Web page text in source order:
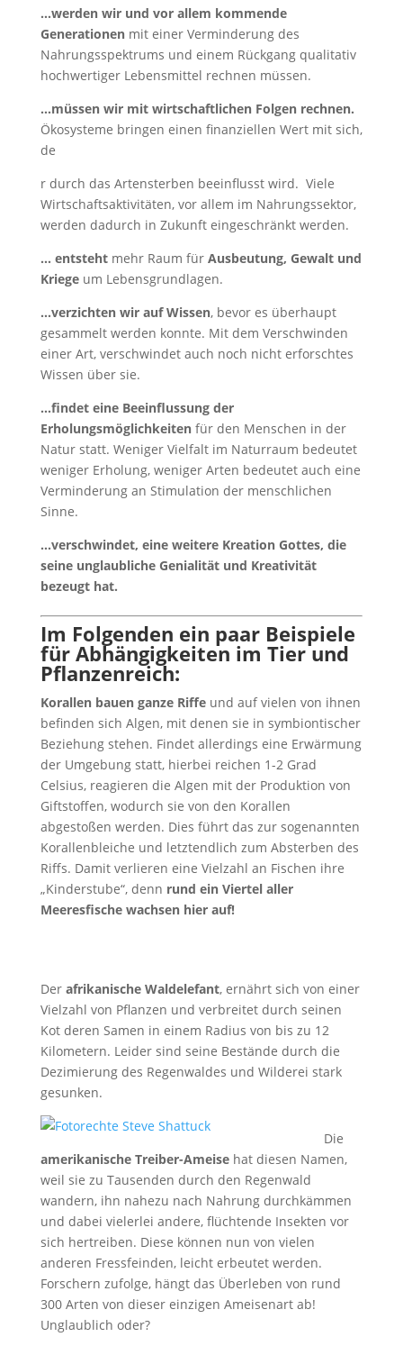
…werden wir und vor allem kommende
Generationenmit einer Verminderung des
Nahrungsspektrums und einem Rückgang qualitativ
hochwertiger Lebensmittel rechnen müssen.
…müssen wir mit wirtschaftlichen Folgen rechnen.
Ökosysteme bringen einen finanziellen Wert mit sich,
de
r durch das Artensterben beeinflusst wird. Viele
Wirtschaftsaktivitäten, vor allem im Nahrungssektor,
werden dadurch in Zukunft eingeschränkt werden.
… entstehtmehr Raum für Ausbeutung, Gewalt und
Kriegeum Lebensgrundlagen.
…verzichten wir auf Wissen, bevor es überhaupt
gesammelt werden konnte. Mit dem Verschwinden
einer Art, verschwindet auch noch nicht erforschtes
Wissen über sie.
…findet eine Beeinflussung der
Erholungsmöglichkeitenfür den Menschen in der
Natur statt. Weniger Vielfalt im Naturraum bedeutet
weniger Erholung, weniger Arten bedeutet auch eine
Verminderung an Stimulation der menschlichen
Sinne.
…verschwindet, eine weitere Kreation Gottes, die
seine unglaubliche Genialität und Kreativität
bezeugt hat.
Im Folgenden ein paar Beispiele
für Abhängigkeiten im Tier und
Pflanzenreich:
Korallen bauen ganze Riffeund auf vielen von ihnen
befinden sich Algen, mit denen sie in symbiontischer
Beziehung stehen. Findet allerdings eine Erwärmung
der Umgebung statt, hierbei reichen 1-2 Grad
Celsius, reagieren die Algen mit der Produktion von
Giftstoffen, wodurch sie von den Korallen
abgestoßen werden. Dies führt das zur sogenannten
Korallenbleiche und letztendlich zum Absterben des
Riffs. Damit verlieren eine Vielzahl an Fischen ihre
„Kinderstube“, denn rund ein Viertel aller
Meeresfische wachsen hier auf!
Der afrikanische Waldelefant, ernährt sich von einer
Vielzahl von Pflanzen und verbreitet durch seinen
Kot deren Samen in einem Radius von bis zu 12
Kilometern. Leider sind seine Bestände durch die
Dezimierung des Regenwaldes und Wilderei stark
gesunken.
Die
amerikanische Treiber-Ameisehat diesen Namen,
weil sie zu Tausenden durch den Regenwald
wandern, ihn nahezu nach Nahrung durchkämmen
und dabei vielerlei andere, flüchtende Insekten vor
sich hertreiben. Diese können nun von vielen
anderen Fressfeinden, leicht erbeutet werden.
Forschern zufolge, hängt das Überleben von rund
300 Arten von dieser einzigen Ameisenart ab!
Unglaublich oder?